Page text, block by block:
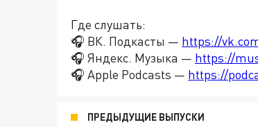
Где слушать:
🎧 ВК. Подкасты — https://
🎧 Яндекс. Музыка — https://
🎧 Apple Podcasts — https://
ПРЕДЫДУЩИЕ ВЫПУСКИ